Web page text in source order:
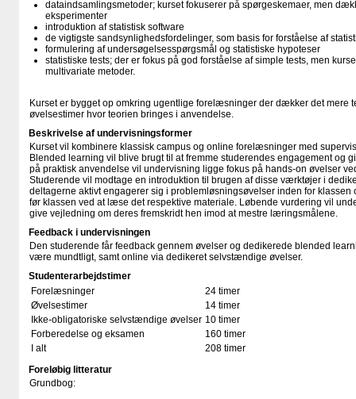
dataindsamlingsmetoder; kurset fokuserer på spørgeskemaer, men
eksperimenter
introduktion af statistisk software
de vigtigste sandsynlighedsfordelinger, som basis for forståelse af
formulering af undersøgelsesspørgsmål og statistiske hypoteser
statistiske tests; der er fokus på god forståelse af simple tests, men
multivariate metoder.
Kurset er bygget op omkring ugentlige forelæsninger der dækker det mere
øvelsestimer hvor teorien bringes i anvendelse.
Beskrivelse af undervisningsformer
Kurset vil kombinere klassisk campus og online forelæsninger med
Blended learning vil blive brugt til at fremme studerendes engagement og
på praktisk anvendelse vil undervisning ligge fokus på hands-on øvelser
Studerende vil modtage en introduktion til brugen af disse værktøjer i
deltagerne aktivt engagerer sig i problemløsningsøvelser inden for klassen
før klassen ved at læse det respektive materiale. Løbende vurdering vil
give vejledning om deres fremskridt hen imod at mestre læringsmålene.
Feedback i undervisningen
Den studerende får feedback gennem øvelser og dedikerede blended
være mundtligt, samt online via dedikeret selvstændige øvelser.
Studenterarbejdstimer
Forelæsninger
24 timer
Øvelsestimer
14 timer
Ikke-obligatoriske selvstændige øvelser 10 timer
Forberedelse og eksamen
160 timer
I alt
208 timer
Foreløbig litteratur
Grundbog: